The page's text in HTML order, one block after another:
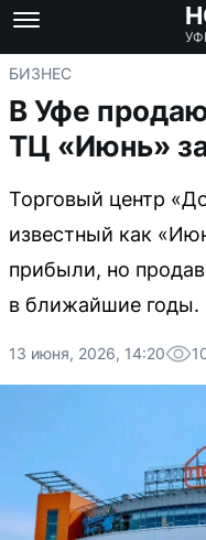
БИЗНЕС
В Уфе
ТЦ «Июнь»
Торговый центр
известный как
прибыли, но
в ближайшие годы.
13 июня, 2026, 14:20